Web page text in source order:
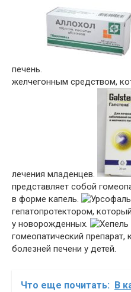
печень.
желчегонным средством,
лечения младенцев.
представляет собой
в форме капель.
гепатопротектором,
у новорожденных.
гомеопатический препарат,
болезней печени у детей.
Что еще почитать: В